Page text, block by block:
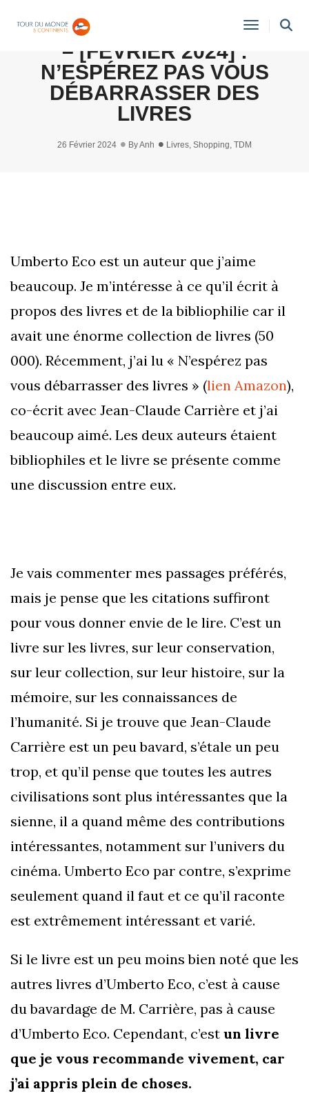
Toggle
MES FAVORIS DU MOMENT
– [FÉVRIER 2024] :
N’ESPÉREZ PAS VOUS
DÉBARRASSER DES
LIVRES
26 Février 2024 ByAnh Livres, Shopping, TDM
Umberto Eco est un auteur que j’aime
beaucoup. Je m’intéresse à ce qu’il écrit à
propos des livres et de la bibliophilie car il
avait une énorme collection de livres (50
000). Récemment, j’ai lu « N’espérez pas
vous débarrasser des livres » (lien Amazon),
co-écrit avec Jean-Claude Carrière et j’ai
beaucoup aimé. Les deux auteurs étaient
bibliophiles et le livre se présente comme
une discussion entre eux.
Je vais commenter mes passages préférés,
mais je pense que les citations suffiront
pour vous donner envie de le lire. C’est un
livre sur les livres, sur leur conservation,
sur leur collection, sur leur histoire, sur la
mémoire, sur les connaissances de
l’humanité. Si je trouve que Jean-Claude
Carrière est un peu bavard, s’étale un peu
trop, et qu’il pense que toutes les autres
civilisations sont plus intéressantes que la
sienne, il a quand même des contributions
intéressantes, notamment sur l’univers du
cinéma. Umberto Eco par contre, s’exprime
seulement quand il faut et ce qu’il raconte
est extrêmement intéressant et varié.
Si le livre est un peu moins bien noté que les
autres livres d’Umberto Eco, c’est à cause
du bavardage de M. Carrière, pas à cause
d’Umberto Eco. Cependant, c’est un livre
que je vous recommande vivement, car
j’ai appris plein de choses.